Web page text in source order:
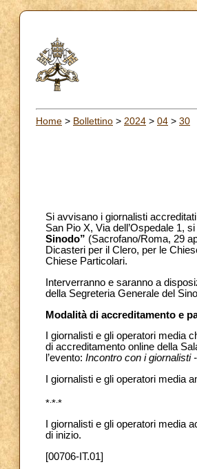
Home > Bollettino > 2024 > 04 > 30
Si avvisano i giornalisti
San Pio X, Via dell’Ospedale 1,
Sinodo” (Sacrofano/Roma, 29
Dicasteri per il Clero, per le
Chiese Particolari.
Interverranno e saranno a
della Segreteria Generale del
Modalità di accreditamento e
I giornalisti e gli operatori media
di accreditamento online della
l’evento: Incontro con i giornalisti
I giornalisti e gli operatori
***
I giornalisti e gli operatori media
di inizio.
[00706-IT.01]